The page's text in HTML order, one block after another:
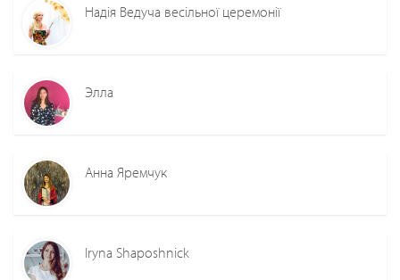
Надія Ведуча весільної церемонії
Элла
Анна Яремчук
Iryna Shaposhnick